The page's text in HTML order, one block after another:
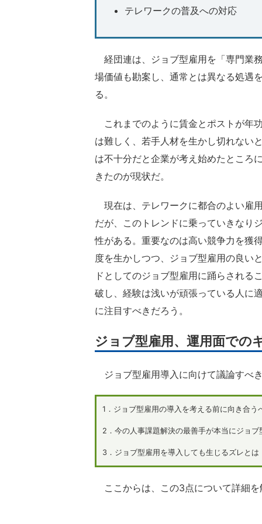
テレワークの普及への対応
経団連は、ジョブ型雇用を「専門業
場価値も勘案し、通常とは異なる処遇
る。
これまでのように賃金とポストが年
は難しく、若手人材を生かし切れない
は不十分だと企業が考え始めたところ
きたのが現状だ。
現在は、テレワークに都合のよい雇
だが、このトレンドに乗っていきなり
性がある。重要なのは高い競争力を獲
度を生かしつつ、ジョブ型雇用の良い
ドとしてのジョブ型雇用に踊らされる
破し、経験は浅いが頑張っている人に
に注目すべきだろう。
ジョブ型雇用、運用面での
ジョブ型雇用導入に向けて議論すべ
1．ジョブ型雇用の導入を考える前に向き合う
2．今の人事課題解決の最善手が本当にジョブ
3．ジョブ型雇用を導入しても生じるズレとは
ここからは、この3点について詳細を